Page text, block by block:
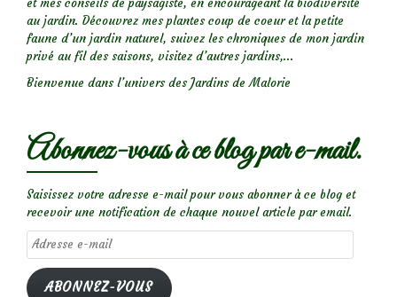
au jardin. Découvrez mes plantes coup de coeur et la petite
faune d’un jardin naturel, suivez les chroniques de mon jardin
privé au fil des saisons, visitez d’autres jardins,...
Bienvenue dans l’univers des Jardins de Malorie
Abonnez-vous à ce blog par e-mail.
Saisissez votre adresse e-mail pour vous abonner à ce blog et
recevoir une notification de chaque nouvel article par email.
Adresse
e-
mail
ABONNEZ-VOUS